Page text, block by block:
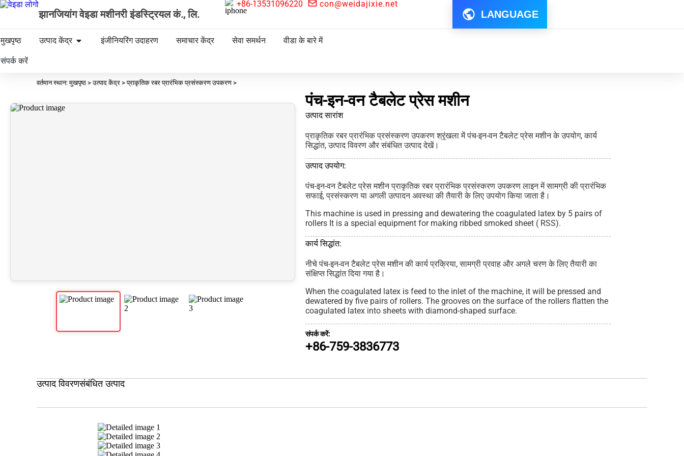
झानजियांग वेइडा मशीनरी इंडस्ट्रियल कं., लि.
+86-13531096220 con@weidajixie.net
LANGUAGE
मुखपृष्ठ उत्पाद केंद्र इंजीनियरिंग उदाहरण समाचार केंद्र सेवा समर्थन वीडा के बारे में
संपर्क करें
वर्तमान स्थान: मुखपृष्ठ > उत्पाद केंद्र > प्राकृतिक रबर प्रारंभिक प्रसंस्करण उपकरण >
पंच-इन-वन टैबलेट प्रेस मशीन
उत्पाद सारांश
प्राकृतिक रबर प्रारंभिक प्रसंस्करण उपकरण श्रृंखला में पंच-इन-वन टैबलेट प्रेस मशीन के उपयोग, कार्य
सिद्धांत, उत्पाद विवरण और संबंधित उत्पाद देखें।
उत्पाद उपयोग:
पंच-इन-वन टैबलेट प्रेस मशीन प्राकृतिक रबर प्रारंभिक प्रसंस्करण उपकरण लाइन में सामग्री की प्रारंभिक
सफाई, प्रसंस्करण या अगली उत्पादन अवस्था की तैयारी के लिए उपयोग किया जाता है।
This machine is used in pressing and dewatering the coagulated latex by 5 pairs of
rollers It is a special equipment for making ribbed smoked sheet ( RSS).
कार्य सिद्धांत:
नीचे पंच-इन-वन टैबलेट प्रेस मशीन की कार्य प्रक्रिया, सामग्री प्रवाह और अगले चरण के लिए तैयारी का
संक्षिप्त सिद्धांत दिया गया है।
When the coagulated latex is feed to the inlet of the machine, it will be pressed and
dewatered by five pairs of rollers. The grooves on the surface of the rollers flatten the
coagulated latex into sheets with diamond-shaped surface.
संपर्क करें:
+86-759-3836773
उत्पाद विवरणसंबंधित उत्पाद